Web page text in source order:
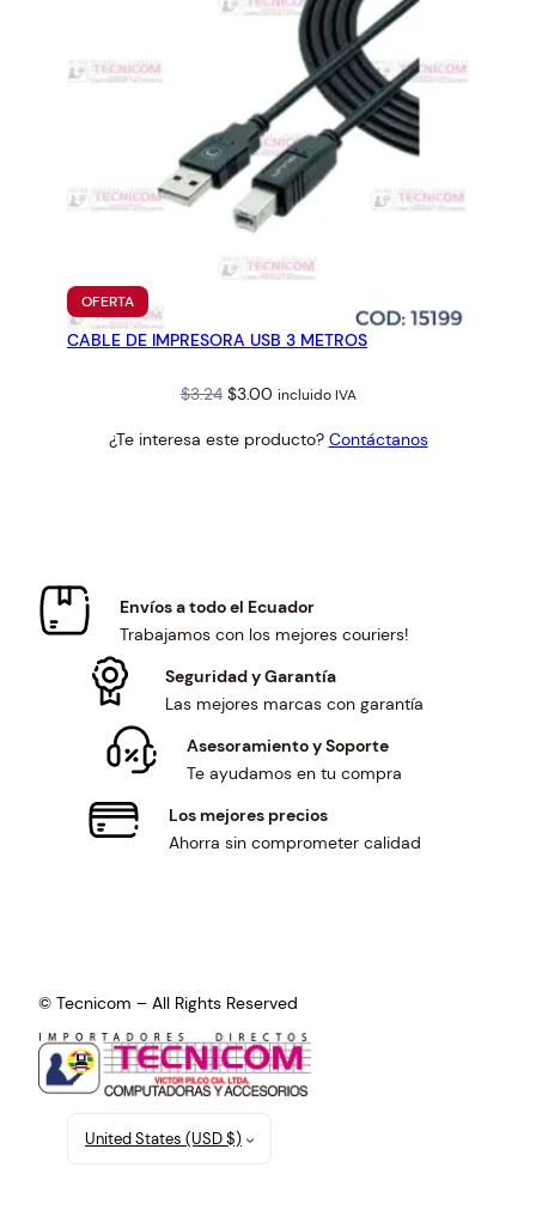
OFERTAPRODUCTO
EN
OFERTA
CABLE DE IMPRESORA USB 3 METROS
$3.24 Original
was:
$3.00Current
is:
incluido IVA
¿Te interesa este producto? Contáctanos
Envíos a todo el Ecuador
Trabajamos con los mejores couriers!
Seguridad y Garantía
Las mejores marcas con garantía
Asesoramiento y Soporte
Te ayudamos en tu compra
Los mejores precios
Ahorra sin comprometer calidad
© Tecnicom – All Rights Reserved
United States (USD $)